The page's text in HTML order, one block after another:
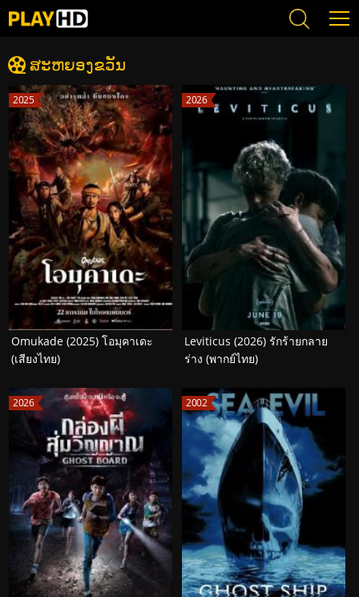
ສະຫຍອງຂວັນ
2025
Omukade (2025) โอมุคาเดะ
(เสียงไทย)
2026
Leviticus (2026) รักร้ายกลาย
ร่าง (พากย์ไทย)
2026 2002